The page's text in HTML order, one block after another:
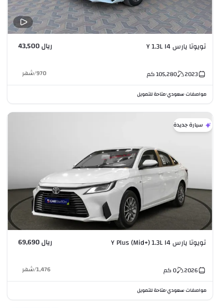
تويوتا يارس Y 1.3L I4 ريال 43,500
2023
105,280كم 970
/شهر
مواصفات سعودي•متاحة للتمويل
سيارة جديدة
تويوتا يارس Y Plus (Mid+) 1.3L I4 ريال 69,690
2026
0كم 1,476
/شهر
مواصفات سعودي•متاحة للتمويل